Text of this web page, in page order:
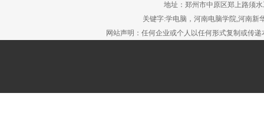
地址：郑州市中原区郑上路须水
关键字:学电脑，河南电脑学院,河南新
网站声明：任何企业或个人以任何形式复制或传